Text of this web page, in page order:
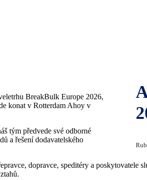
BreakBulk Europe 2026,
konat v Rotterdam Ahoy v
tým předvede své odborné
a řešení dodavatelského
dopravce, speditéry a